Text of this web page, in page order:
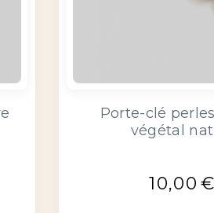
terre en ivoire